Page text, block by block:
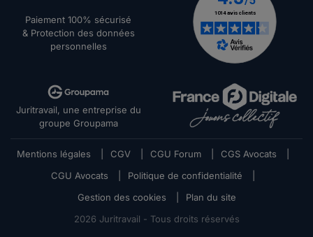
Paiement 100% sécurisé
& Protection des données
personnelles
Juritravail, une entreprise du
groupe Groupama
Mentions légales CGV CGU Forum CGS Avocats
CGU Avocats
Politique de confidentialité
Gestion des cookies
Plan du site
2026 Juritravail - Tous droits réservés